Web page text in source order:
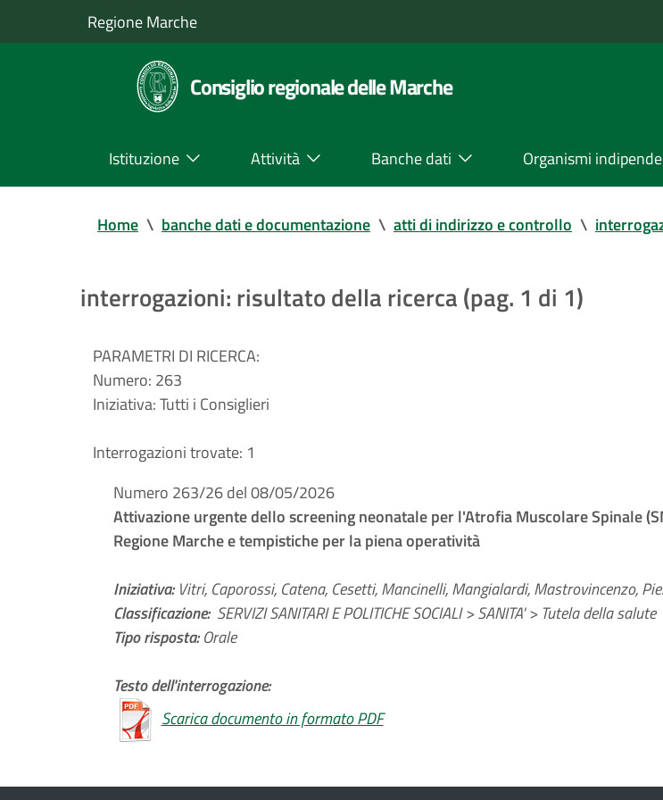
Regione Marche
Consiglio regionale delle Marche
Istituzione Attività Banche dati Organismi
Home \ banche dati e documentazione \ atti di indirizzo e controllo \
interrogazioni: risultato della ricerca (pag. 1 di 1)
PARAMETRI DI RICERCA:
Numero: 263
Iniziativa:Tutti i Consiglieri
Interrogazioni trovate: 1
Numero 263/26 del 08/05/2026
Attivazione urgente dello screening neonatale per l'Atrofia Muscolare Spinale
Regione Marche e tempistiche per la piena operatività
Iniziativa:Vitri, Caporossi, Catena, Cesetti, Mancinelli, Mangialardi, Mastrovincenzo,
Classificazione: SERVIZI SANITARI E POLITICHE SOCIALI > SANITA' > Tutela della salute
Tipo risposta:Orale
Testo dell'interrogazione:
Scarica documento in formato PDF